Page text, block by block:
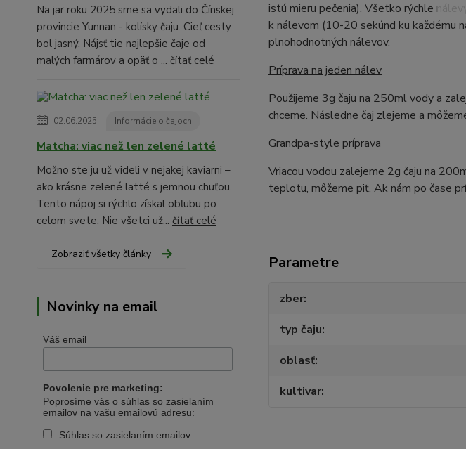
Na jar roku 2025 sme sa vydali do Čínskej
provincie Yunnan - kolísky čaju. Cieľ cesty
bol jasný. Nájsť tie najlepšie čaje od
malých farmárov a opäť o ... čítať celé
02.06.2025 Informácie o čajoch
Matcha: viac než len zelené latté
Možno ste ju už videli v nejakej kaviarni –
ako krásne zelené latté s jemnou chuťou.
Tento nápoj si rýchlo získal obľubu po
celom svete. Nie všetci už... čítať celé
Zobraziť všetky články
Novinky na email
Váš email
Povolenie pre marketing:
Poprosíme vás o súhlas so zasielaním
emailov na vašu emailovú adresu:
Súhlas so zasielaním emailov
istú mieru pečenia). Všetko rýchle
k nálevom (10-20 sekúnd ku každému
plnohodnotných nálevov.
Príprava na jeden nálev
Použijeme 3g čaju na 250ml vody a
chceme. Následne čaj zlejeme a
Grandpa-style príprava
Vriacou vodou zalejeme 2g čaju na
teplotu, môžeme piť. Ak nám po čase
Parametre
zber
typ čaju
oblasť
kultivar